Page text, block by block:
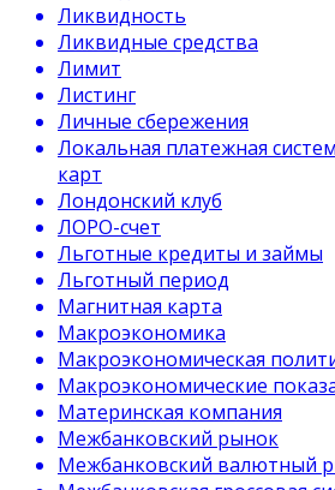
Ликвидность
Ликвидные средства
Лимит
Листинг
Личные сбережения
Локальная платежная
карт
Лондонский клуб
ЛОРО-счет
Льготные кредиты и займы
Льготный период
Магнитная карта
Макроэкономика
Макроэкономическая
Макроэкономические
Материнская компания
Межбанковский рынок
Межбанковский валютный